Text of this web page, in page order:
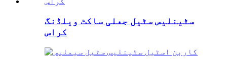
سٹینلیس سٹیل جعلی ساکٹ ویلڈنگ
کراس